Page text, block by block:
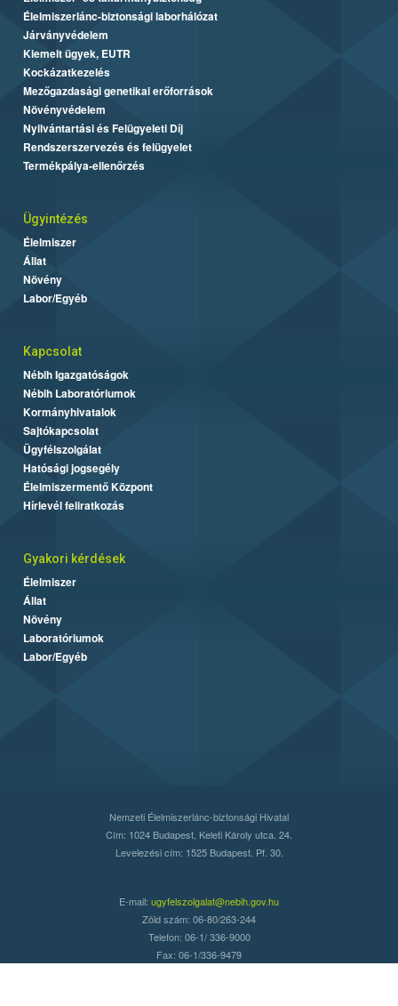
Élelmiszerlánc-biztonsági laborhálózat
Járványvédelem
Kiemelt ügyek, EUTR
Kockázatkezelés
Mezőgazdasági genetikai erőforrások
Növényvédelem
Nyilvántartási és Felügyeleti Díj
Rendszerszervezés és felügyelet
Termékpálya-ellenőrzés
Ügyintézés
Élelmiszer
Állat
Növény
Labor/Egyéb
Kapcsolat
Nébih Igazgatóságok
Nébih Laboratóriumok
Kormányhivatalok
Sajtókapcsolat
Ügyfélszolgálat
Hatósági jogsegély
Élelmiszermentő Központ
Hírlevél feliratkozás
Gyakori kérdések
Élelmiszer
Állat
Növény
Laboratóriumok
Labor/Egyéb
Nemzeti Élelmiszerlánc-biztonsági Hivatal
Cím: 1024 Budapest, Keleti Károly utca. 24.
Levelezési cím: 1525 Budapest. Pf. 30.
E-mail: ugyfelszolgalat@nebih.gov.hu
Zöld szám: 06-80/263-244
Telefon: 06-1/ 336-9000
Fax: 06-1/336-9479